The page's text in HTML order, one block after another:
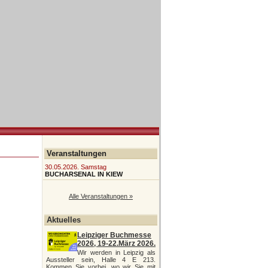
Veranstaltungen
30.05.2026. Samstag
BUCHARSENAL IN KIEW
Alle Veranstaltungen »
Aktuelles
Leipziger Buchmesse
2026, 19-22.März 2026.
Wir werden in Leipzig als
Aussteller sein, Halle 4 E 213.